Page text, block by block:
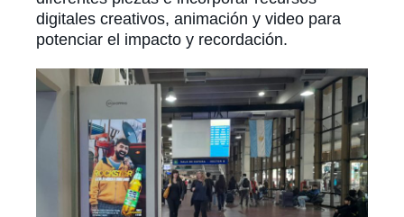
digitales creativos, animación y video para
potenciar el impacto y recordación.